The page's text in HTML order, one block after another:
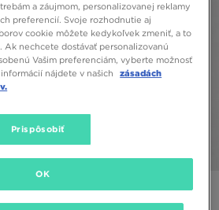
a záujmom, personalizovanej reklamy
preferencií. Svoje rozhodnutie aj
cookie môžete kedykoľvek zmeniť, a to
Ak nechcete dostávať personalizovanú
Vašim preferenciám, vyberte možnosť
nájdete v našich
zásadách
Prispôsobiť
OK